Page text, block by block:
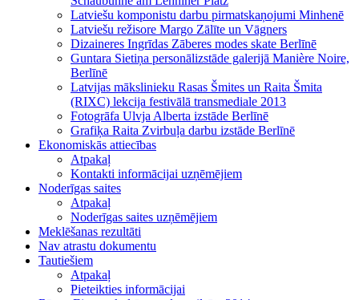
Latviešu komponistu darbu pirmatskaņojumi Minhenē
Latviešu režisore Margo Zālīte un Vāgners
Dizaineres Ingrīdas Zāberes modes skate Berlīnē
Guntara Sietiņa personālizstāde galerijā Manière Noire,
Berlīnē
Latvijas mākslinieku Rasas Šmites un Raita Šmita
(RIXC) lekcija festivālā transmediale 2013
Fotogrāfa Ulvja Alberta izstāde Berlīnē
Grafiķa Raita Zvirbuļa darbu izstāde Berlīnē
Ekonomiskās attiecības
Atpakaļ
Kontakti informācijai uzņēmējiem
Noderīgas saites
Atpakaļ
Noderīgas saites uzņēmējiem
Meklēšanas rezultāti
Nav atrastu dokumentu
Tautiešiem
Atpakaļ
Pieteikties informācijai